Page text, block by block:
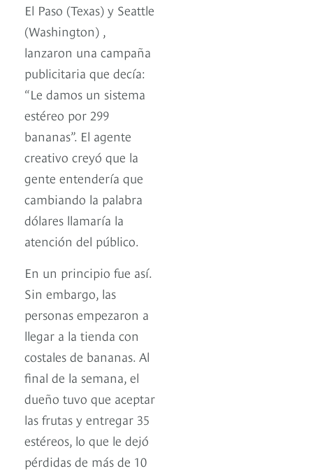
El Paso (Texas) y Seattle
(Washington) ,
lanzaron una campaña
publicitaria que decía:
“Le damos un sistema
estéreo por 299
bananas”. El agente
creativo creyó que la
gente entendería que
cambiando la palabra
dólares llamaría la
atención del público.
En un principio fue así.
Sin embargo, las
personas empezaron a
llegar a la tienda con
costales de bananas. Al
final de la semana, el
dueño tuvo que aceptar
las frutas y entregar 35
estéreos, lo que le dejó
pérdidas de más de 10